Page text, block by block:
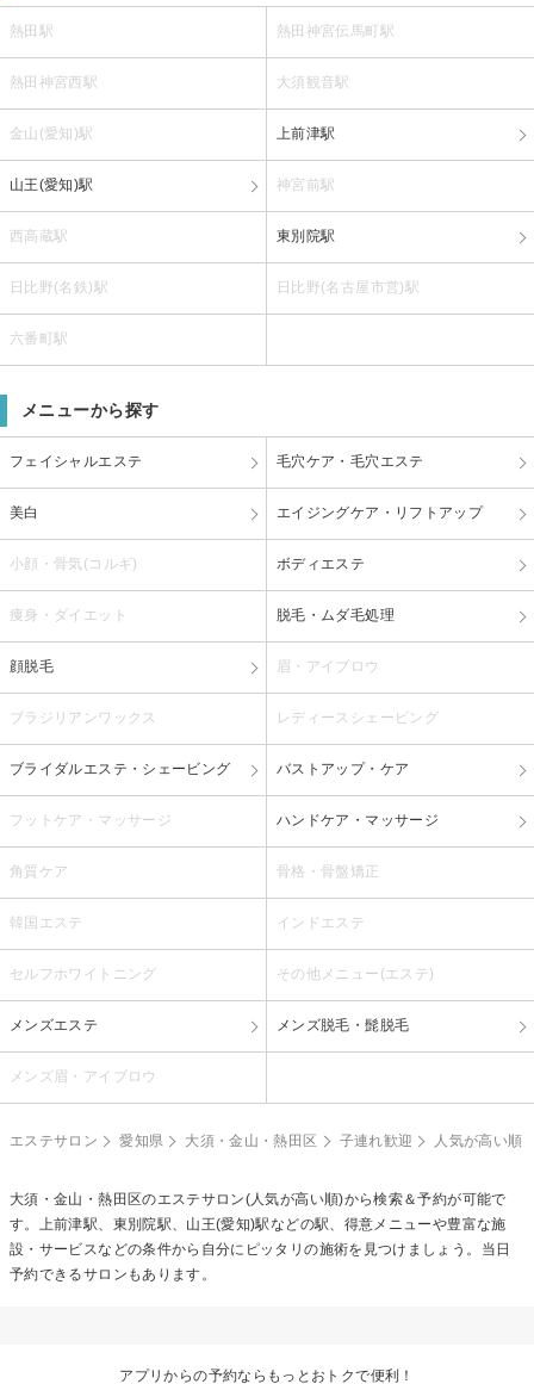
熱田駅 熱田神宮伝馬町駅
熱田神宮西駅 大須観音駅
金山(愛知)駅 上前津駅
山王(愛知)駅 神宮前駅
西高蔵駅 東別院駅
日比野(名鉄)駅 日比野(名古屋市営)駅
六番町駅
メニューから探す
フェイシャルエステ 毛穴ケア・毛穴エステ
美白 エイジングケア・リフトアップ
小顔・骨気(コルギ) ボディエステ
痩身・ダイエット 脱毛・ムダ毛処理
顔脱毛 眉・アイブロウ
ブラジリアンワックス レディースシェービング
ブライダルエステ・シェービング バストアップ・ケア
フットケア・マッサージ ハンドケア・マッサージ
角質ケア 骨格・骨盤矯正
韓国エステ インドエステ
セルフホワイトニング その他メニュー(エステ)
メンズエステ メンズ脱毛・髭脱毛
メンズ眉・アイブロウ
エステサロン 愛知県 大須・金山・熱田区 子連れ歓迎 人気が高い順
大須・金山・熱田区のエステサロン(人気が高い順)から検索＆予約が可能で
す。上前津駅、東別院駅、山王(愛知)駅などの駅、得意メニューや豊富な施
設・サービスなどの条件から自分にピッタリの施術を見つけましょう。当日
予約できるサロンもあります。
アプリからの予約ならもっとおトクで便利！